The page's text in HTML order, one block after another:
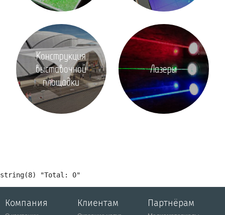
Конструкция
выставочной
площадки
Лазеры
Компания Клиентам Партнёрам